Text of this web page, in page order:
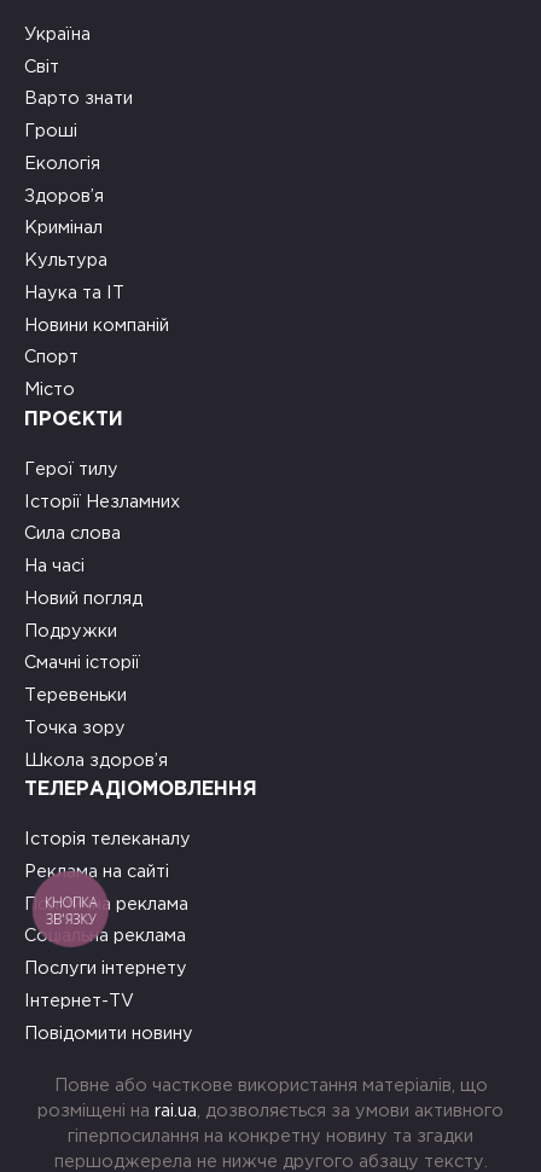
Україна
Світ
Варто знати
Гроші
Екологія
Здоров’я
Кримінал
Культура
Наука та ІТ
Новини компаній
Спорт
Місто
ПРОЄКТИ
Герої тилу
Історії Незламних
Сила слова
На часі
Новий погляд
Подружки
Смачні історії
Теревеньки
Точка зору
Школа здоров’я
ТЕЛЕРАДІОМОВЛЕННЯ
Історія телеканалу
Реклама на сайті
Політична реклама
Соціальна реклама
Послуги інтернету
Інтернет-TV
Повідомити новину
Повне або часткове використання матеріалів, що
розміщені на rai.ua , дозволяється за умови активного
гіперпосилання на конкретну новину та згадки
першоджерела не нижче другого абзацу тексту.
КНОПКА
ЗВ'ЯЗКУ